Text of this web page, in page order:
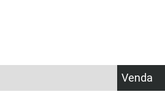
Venda